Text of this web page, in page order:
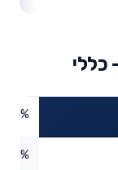
כללי
5.1%